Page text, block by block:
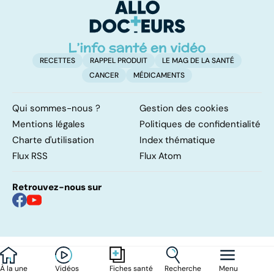
À la une Vidéos Fiches santé Recherche Menu
neurologique
incurable
RECETTES RAPPEL PRODUIT
LE MAG DE LA SANTÉ
CANCER
MÉDICAMENTS
Qui sommes-nous ?
Gestion des cookies
Mentions légales
Politiques de confidentialité
Charte d'utilisation
Index thématique
Flux RSS
Flux Atom
Retrouvez-nous sur